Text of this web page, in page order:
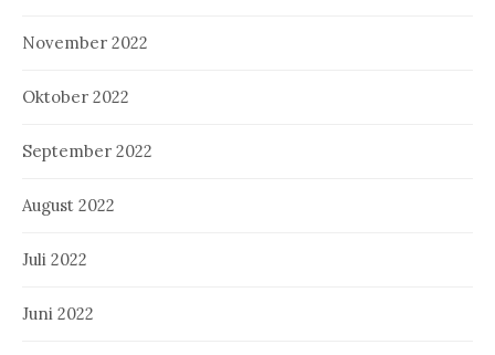
November 2022
Oktober 2022
September 2022
August 2022
Juli 2022
Juni 2022